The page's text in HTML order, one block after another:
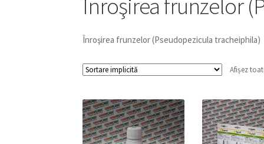
Înroşirea frunzelor (Pseudopezicula tracheiphila)
Afișez